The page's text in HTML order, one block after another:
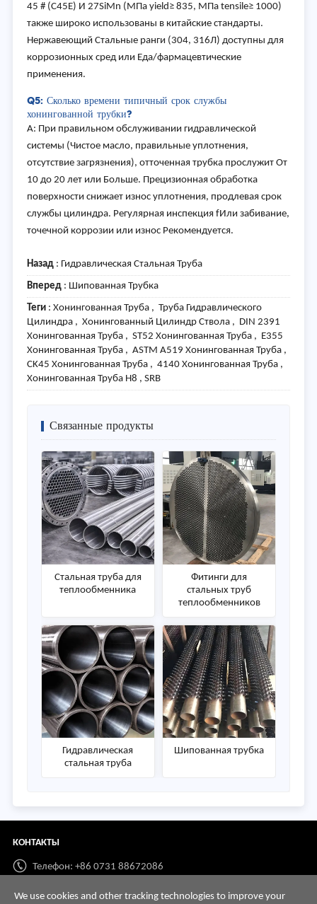
45 # (C45E) И 27SiMn (МПа yield≥ 835, МПа tensile≥ 1000)
также широко использованы в китайские стандарты.
Нержавеющий Стальные ранги (304, 316Л) доступны для
коррозионных сред или Еда/фармацевтические
применения.
Q5: Сколько времени типичный срок службы
хонингованной трубки?
A: При правильном обслуживании гидравлической
системы (Чистое масло, правильные уплотнения,
отсутствие загрязнения), отточенная трубка прослужит От
10 до 20 лет или Больше. Прецизионная обработка
поверхности снижает износ уплотнения, продлевая срок
службы цилиндра. Регулярная инспекция fИли забивание,
точечной коррозии или износ Рекомендуется.
Назад: Гидравлическая Стальная Труба
Вперед: Шипованная Трубка
Теги: Хонингованная Труба , Труба Гидравлического
Цилиндра , Хонингованный Цилиндр Ствола , DIN 2391
Хонингованная Труба , ST52 Хонингованная Труба , E355
Хонингованная Труба , ASTM A519 Хонингованная Труба ,
CK45 Хонингованная Труба , 4140 Хонингованная Труба ,
Хонингованная Труба H8 , SRB
Связанные продукты
Стальная труба для
теплообменника
Фитинги для
стальных труб
теплообменников
Гидравлическая
стальная труба
Шипованная трубка
КОНТАКТЫ
Телефон: +86 0731 88672086
Whatsapp: +86 198 7313 7997
We use cookies and other tracking technologies to improve your